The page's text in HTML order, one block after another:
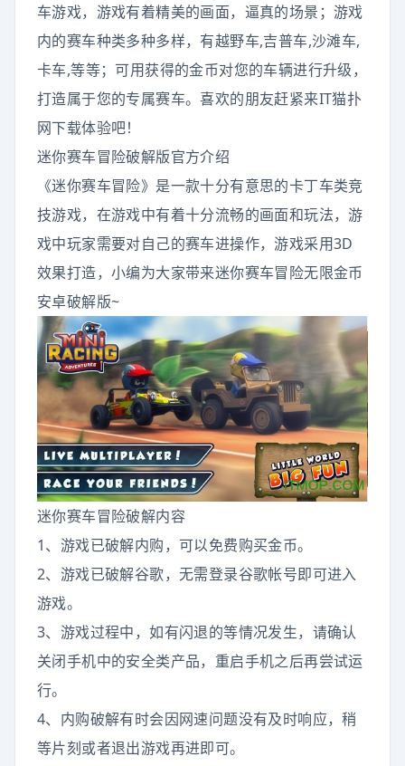
车游戏，游戏有着精美的画面，逼真的场景；游戏
内的赛车种类多种多样，有越野车,吉普车,沙滩车,
卡车,等等；可用获得的金币对您的车辆进行升级，
打造属于您的专属赛车。喜欢的朋友赶紧来IT猫扑
网下载体验吧！
迷你赛车冒险破解版官方介绍
《迷你赛车冒险》是一款十分有意思的卡丁车类竞
技游戏，在游戏中有着十分流畅的画面和玩法，游
戏中玩家需要对自己的赛车进操作，游戏采用3D
效果打造，小编为大家带来迷你赛车冒险无限金币
安卓破解版~
迷你赛车冒险破解内容
1、游戏已破解内购，可以免费购买金币。
2、游戏已破解谷歌，无需登录谷歌帐号即可进入
游戏。
3、游戏过程中，如有闪退的等情况发生，请确认
关闭手机中的安全类产品，重启手机之后再尝试运
行。
4、内购破解有时会因网速问题没有及时响应，稍
等片刻或者退出游戏再进即可。